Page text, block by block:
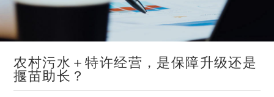
农村污水＋特许经营，是保障升级还是
揠苗助长？